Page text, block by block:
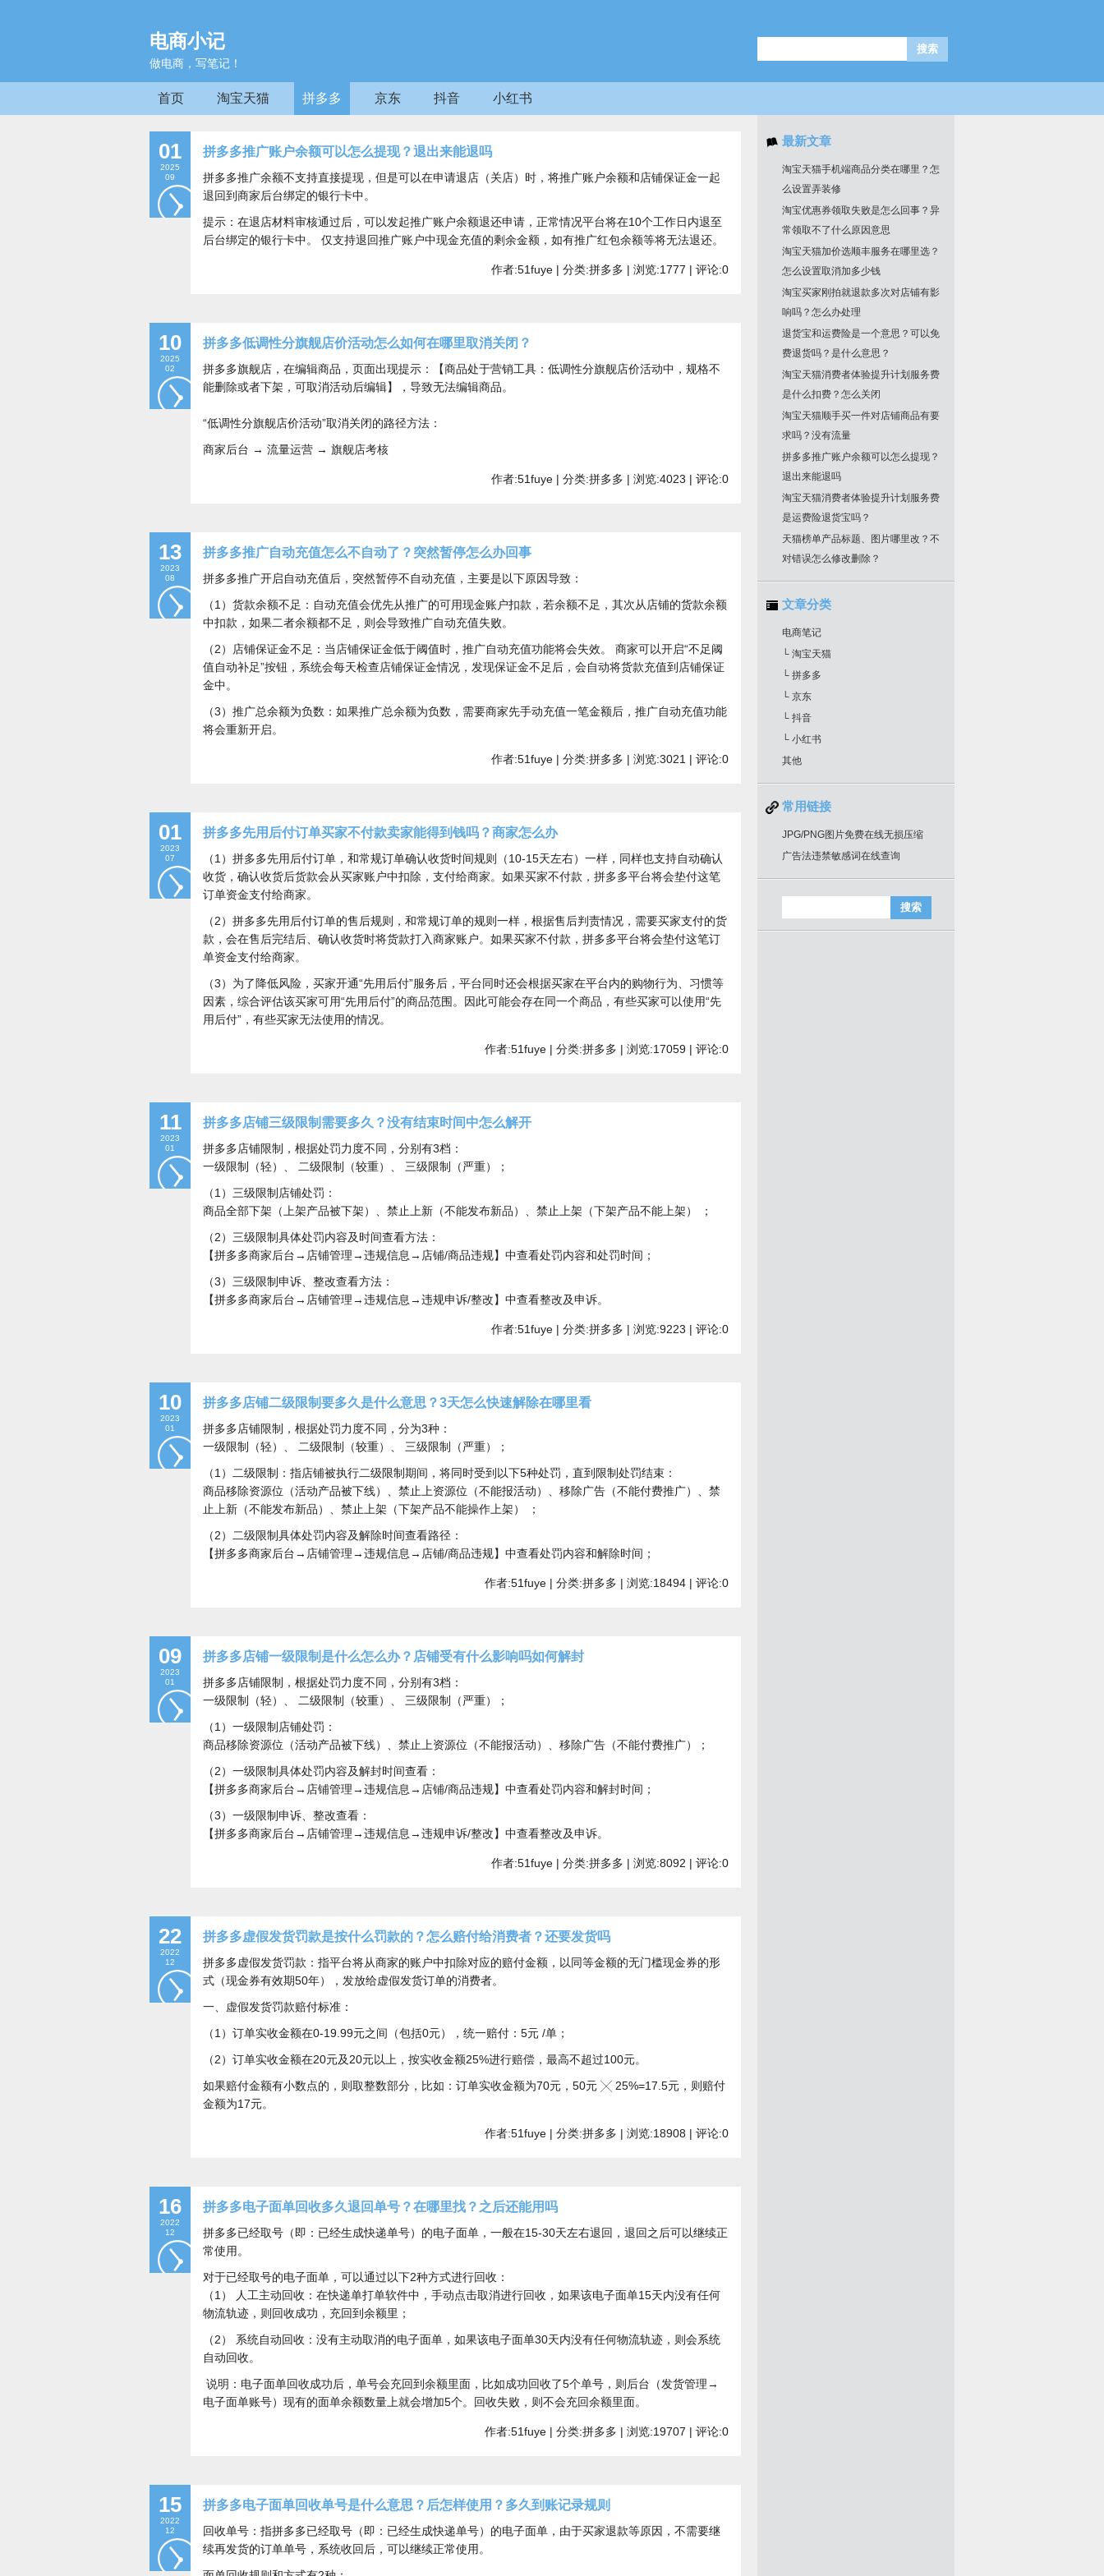
电商小记
做电商，写笔记！
首页 淘宝天猫 拼多多 京东 抖音 小红书
01
2025
09
拼多多推广账户余额可以怎么提现？退出来能退吗
拼多多推广余额不支持直接提现，但是可以在申请退店（关店）时，将推广账户余额和店铺保证金一起
退回到商家后台绑定的银行卡中。
提示：在退店材料审核通过后，可以发起推广账户余额退还申请，正常情况平台将在10个工作日内退至
后台绑定的银行卡中。 仅支持退回推广账户中现金充值的剩余金额，如有推广红包余额等将无法退还。
作者:51fuye | 分类:拼多多 | 浏览:1777 | 评论:0
10
2025
02
拼多多低调性分旗舰店价活动怎么如何在哪里取消关闭？
拼多多旗舰店，在编辑商品，页面出现提示：【商品处于营销工具：低调性分旗舰店价活动中，规格不
能删除或者下架，可取消活动后编辑】，导致无法编辑商品。
“低调性分旗舰店价活动”取消关闭的路径方法：
商家后台 → 流量运营 → 旗舰店考核
作者:51fuye | 分类:拼多多 | 浏览:4023 | 评论:0
13
2023
08
拼多多推广自动充值怎么不自动了？突然暂停怎么办回事
拼多多推广开启自动充值后，突然暂停不自动充值，主要是以下原因导致：
（1）货款余额不足：自动充值会优先从推广的可用现金账户扣款，若余额不足，其次从店铺的货款余额
中扣款，如果二者余额都不足，则会导致推广自动充值失败。
（2）店铺保证金不足：当店铺保证金低于阈值时，推广自动充值功能将会失效。 商家可以开启“不足阈
值自动补足”按钮，系统会每天检查店铺保证金情况，发现保证金不足后，会自动将货款充值到店铺保证
金中。
（3）推广总余额为负数：如果推广总余额为负数，需要商家先手动充值一笔金额后，推广自动充值功能
将会重新开启。
作者:51fuye | 分类:拼多多 | 浏览:3021 | 评论:0
01
2023
07
拼多多先用后付订单买家不付款卖家能得到钱吗？商家怎么办
（1）拼多多先用后付订单，和常规订单确认收货时间规则（10-15天左右）一样，同样也支持自动确认
收货，确认收货后货款会从买家账户中扣除，支付给商家。如果买家不付款，拼多多平台将会垫付这笔
订单资金支付给商家。
（2）拼多多先用后付订单的售后规则，和常规订单的规则一样，根据售后判责情况，需要买家支付的货
款，会在售后完结后、确认收货时将货款打入商家账户。如果买家不付款，拼多多平台将会垫付这笔订
单资金支付给商家。
（3）为了降低风险，买家开通“先用后付”服务后，平台同时还会根据买家在平台内的购物行为、习惯等
因素，综合评估该买家可用“先用后付”的商品范围。因此可能会存在同一个商品，有些买家可以使用“先
用后付”，有些买家无法使用的情况。
作者:51fuye | 分类:拼多多 | 浏览:17059 | 评论:0
11
2023
01
拼多多店铺三级限制需要多久？没有结束时间中怎么解开
拼多多店铺限制，根据处罚力度不同，分别有3档：
一级限制（轻）、 二级限制（较重）、 三级限制（严重）；
（1）三级限制店铺处罚：
商品全部下架（上架产品被下架）、禁止上新（不能发布新品）、禁止上架（下架产品不能上架） ；
（2）三级限制具体处罚内容及时间查看方法：
【拼多多商家后台→店铺管理→违规信息→店铺/商品违规】中查看处罚内容和处罚时间；
（3）三级限制申诉、整改查看方法：
【拼多多商家后台→店铺管理→违规信息→违规申诉/整改】中查看整改及申诉。
作者:51fuye | 分类:拼多多 | 浏览:9223 | 评论:0
10
2023
01
拼多多店铺二级限制要多久是什么意思？3天怎么快速解除在哪里看
拼多多店铺限制，根据处罚力度不同，分为3种：
一级限制（轻）、 二级限制（较重）、 三级限制（严重）；
（1）二级限制：指店铺被执行二级限制期间，将同时受到以下5种处罚，直到限制处罚结束：
商品移除资源位（活动产品被下线）、禁止上资源位（不能报活动）、移除广告（不能付费推广）、禁
止上新（不能发布新品）、禁止上架（下架产品不能操作上架） ；
（2）二级限制具体处罚内容及解除时间查看路径：
【拼多多商家后台→店铺管理→违规信息→店铺/商品违规】中查看处罚内容和解除时间；
作者:51fuye | 分类:拼多多 | 浏览:18494 | 评论:0
09
2023
01
拼多多店铺一级限制是什么怎么办？店铺受有什么影响吗如何解封
拼多多店铺限制，根据处罚力度不同，分别有3档：
一级限制（轻）、 二级限制（较重）、 三级限制（严重）；
（1）一级限制店铺处罚：
商品移除资源位（活动产品被下线）、禁止上资源位（不能报活动）、移除广告（不能付费推广）；
（2）一级限制具体处罚内容及解封时间查看：
【拼多多商家后台→店铺管理→违规信息→店铺/商品违规】中查看处罚内容和解封时间；
（3）一级限制申诉、整改查看：
【拼多多商家后台→店铺管理→违规信息→违规申诉/整改】中查看整改及申诉。
作者:51fuye | 分类:拼多多 | 浏览:8092 | 评论:0
22
2022
12
拼多多虚假发货罚款是按什么罚款的？怎么赔付给消费者？还要发货吗
拼多多虚假发货罚款：指平台将从商家的账户中扣除对应的赔付金额，以同等金额的无门槛现金券的形
式（现金券有效期50年），发放给虚假发货订单的消费者。
一、虚假发货罚款赔付标准：
（1）订单实收金额在0-19.99元之间（包括0元），统一赔付：5元 /单；
（2）订单实收金额在20元及20元以上，按实收金额25%进行赔偿，最高不超过100元。
如果赔付金额有小数点的，则取整数部分，比如：订单实收金额为70元，50元 ╳ 25%=17.5元，则赔付
金额为17元。
作者:51fuye | 分类:拼多多 | 浏览:18908 | 评论:0
16
2022
12
拼多多电子面单回收多久退回单号？在哪里找？之后还能用吗
拼多多已经取号（即：已经生成快递单号）的电子面单，一般在15-30天左右退回，退回之后可以继续正
常使用。
对于已经取号的电子面单，可以通过以下2种方式进行回收：
（1） 人工主动回收：在快递单打单软件中，手动点击取消进行回收，如果该电子面单15天内没有任何
物流轨迹，则回收成功，充回到余额里；
（2） 系统自动回收：没有主动取消的电子面单，如果该电子面单30天内没有任何物流轨迹，则会系统
自动回收。
说明：电子面单回收成功后，单号会充回到余额里面，比如成功回收了5个单号，则后台（发货管理→
电子面单账号）现有的面单余额数量上就会增加5个。回收失败，则不会充回余额里面。
作者:51fuye | 分类:拼多多 | 浏览:19707 | 评论:0
15
2022
12
拼多多电子面单回收单号是什么意思？后怎样使用？多久到账记录规则
回收单号：指拼多多已经取号（即：已经生成快递单号）的电子面单，由于买家退款等原因，不需要继
续再发货的订单单号，系统收回后，可以继续正常使用。
最新文章
淘宝天猫手机端商品分类在哪里？怎
么设置弄装修
淘宝优惠券领取失败是怎么回事？异
常领取不了什么原因意思
淘宝天猫加价选顺丰服务在哪里选？
怎么设置取消加多少钱
淘宝买家刚拍就退款多次对店铺有影
响吗？怎么办处理
退货宝和运费险是一个意思？可以免
费退货吗？是什么意思？
淘宝天猫消费者体验提升计划服务费
是什么扣费？怎么关闭
淘宝天猫顺手买一件对店铺商品有要
求吗？没有流量
拼多多推广账户余额可以怎么提现？
退出来能退吗
淘宝天猫消费者体验提升计划服务费
是运费险退货宝吗？
天猫榜单产品标题、图片哪里改？不
对错误怎么修改删除？
文章分类
电商笔记
└ 淘宝天猫
└ 拼多多
└ 京东
└ 抖音
└ 小红书
其他
常用链接
JPG/PNG图片免费在线无损压缩
广告法违禁敏感词在线查询